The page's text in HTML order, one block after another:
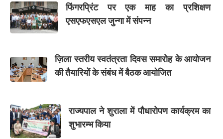
फिंगरप्रिंट पर एक माह का प्रशिक्षण
एसएफएसएल जुन्गा में संपन्न
ज़िला स्तरीय स्वतंत्रता दिवस समारोह के आयोजन
की तैयारियों के संबंध में बैठक आयोजित
राज्यपाल ने शुराला में पौधारोपण कार्यक्रम का
शुभारम्भ किया